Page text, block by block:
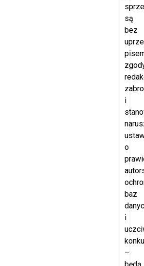
są
bez
i
o
baz
i
–